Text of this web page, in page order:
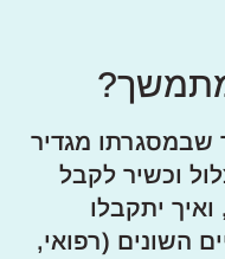
מתמשך?
שבמסגרתו מגדיר
וכשיר לקבל
יתקבלו
השונים (רפואי,